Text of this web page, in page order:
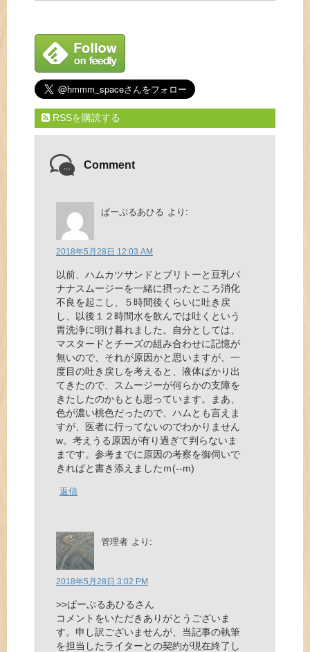
RSSを購読する
Comment
ぱーぷるあひる より:
2018年5月28日 12:03 AM
以前、ハムカツサンドとブリトーと豆乳バ
ナナスムージーを一緒に摂ったところ消化
不良を起こし、５時間後くらいに吐き戻
し、以後１２時間水を飲んでは吐くという
胃洗浄に明け暮れました。自分としては、
マスタードとチーズの組み合わせに記憶が
無いので、それが原因かと思いますが、一
度目の吐き戻しを考えると、液体ばかり出
てきたので、スムージーが何らかの支障を
きたしたのかもとも思っています。まあ、
色が濃い桃色だったので、ハムとも言えま
すが、医者に行ってないのでわかりません
w。考えうる原因が有り過ぎて判らないま
まです。参考までに原因の考察を御伺いで
きればと書き添えましたｍ(‐‐m)
返信
管理者 より:
2018年5月28日 3:02 PM
>>ぱーぷるあひるさん
コメントをいただきありがとうございま
す。申し訳ございませんが、当記事の執筆
を担当したライターとの契約が現在終了し